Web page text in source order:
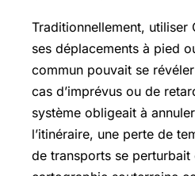
Traditionnellement, utiliser
ses déplacements à pied
commun pouvait se
cas d’imprévus ou de
système obligeait à
l’itinéraire, une perte de
de transports se perturbait